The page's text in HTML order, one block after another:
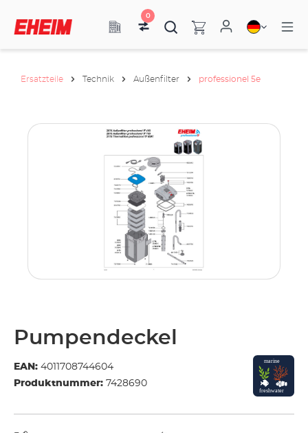
0
Ersatzteile Technik Außenfilter professionel 5e
Pumpendeckel
EAN: 4011708744604
Produktnummer: 7428690